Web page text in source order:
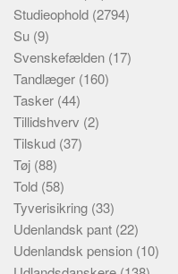
Studieophold (2794)
Su (9)
Svenskefælden (17)
Tandlæger (160)
Tasker (44)
Tillidshverv (2)
Tilskud (37)
Tøj (88)
Told (58)
Tyverisikring (33)
Udenlandsk pant (22)
Udenlandsk pension (10)